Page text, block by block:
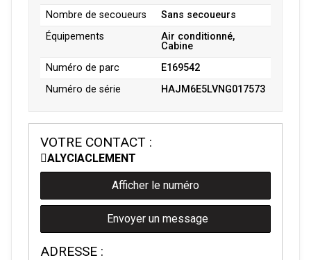
Nombre de secoueurs
Sans secoueurs
Équipements
Air conditionné,
Cabine
Numéro de parc
E169542
Numéro de série
HAJM6E5LVNG017573
VOTRE CONTACT :
ALYCIACLEMENT
Afficher le numéro
Envoyer un message
ADRESSE :